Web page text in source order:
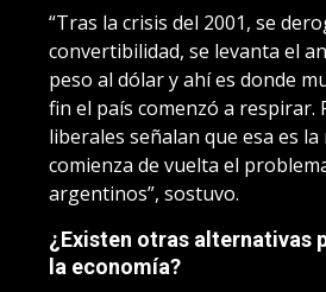
“Tras la crisis del 2001, se
convertibilidad, se levanta el
peso al dólar y ahí es donde
fin el país comenzó a respirar.
liberales señalan que esa es
comienza de vuelta el
argentinos”, sostuvo.
¿Existen otras alternativas
la economía?